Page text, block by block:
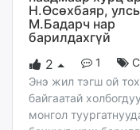
Н.Өсөхбаяр,
М.Бадарч нар
барилдахгүй
2
1
Энэ жил тэгш ой
байгаатай
монгол